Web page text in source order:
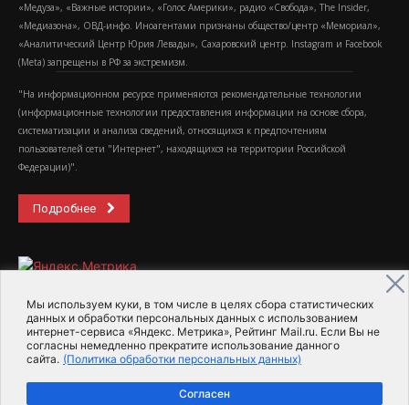
Мы используем куки, в том числе в целях сбора статистических
данных и обработки персональных данных с использованием
интернет-сервиса «Яндекс. Метрика», Рейтинг Mail.ru. Если Вы не
согласны немедленно прекратите использование данного
сайта. (Политика обработки персональных данных)
Согласен
«Медуза», «Важные истории», «Голос Америки», радио «Свобода», The Insider,
«Медиазона», ОВД-инфо. Иноагентами признаны общество/центр «Мемориал»,
«Аналитический Центр Юрия Левады», Сахаровский центр. Instagram и Facebook
(Metа) запрещены в РФ за экстремизм.
"На информационном ресурсе применяются рекомендательные технологии
(информационные технологии предоставления информации на основе сбора,
систематизации и анализа сведений, относящихся к предпочтениям
пользователей сети "Интернет", находящихся на территории Российской
Федерации)".
Подробнее
2015-2026- Информационное агентство МедиаПоток
Для справки Об издании
Пользовательское соглашение
Политика обработки персональных данных